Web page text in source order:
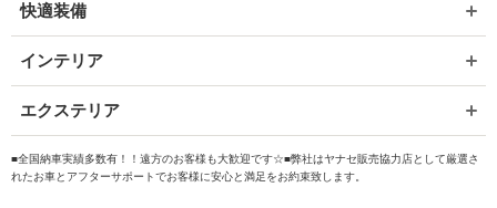
快適装備
インテリア
エクステリア
■全国納車実績多数有！！遠方のお客様も大歓迎です☆■弊社はヤナセ販売協力店として厳選さ
れたお車とアフターサポートでお客様に安心と満足をお約束致します。